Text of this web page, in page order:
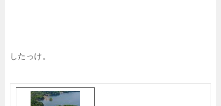
したっけ。